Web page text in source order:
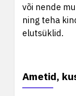
või nende
ning teha
elutsüklid.
Ametid,